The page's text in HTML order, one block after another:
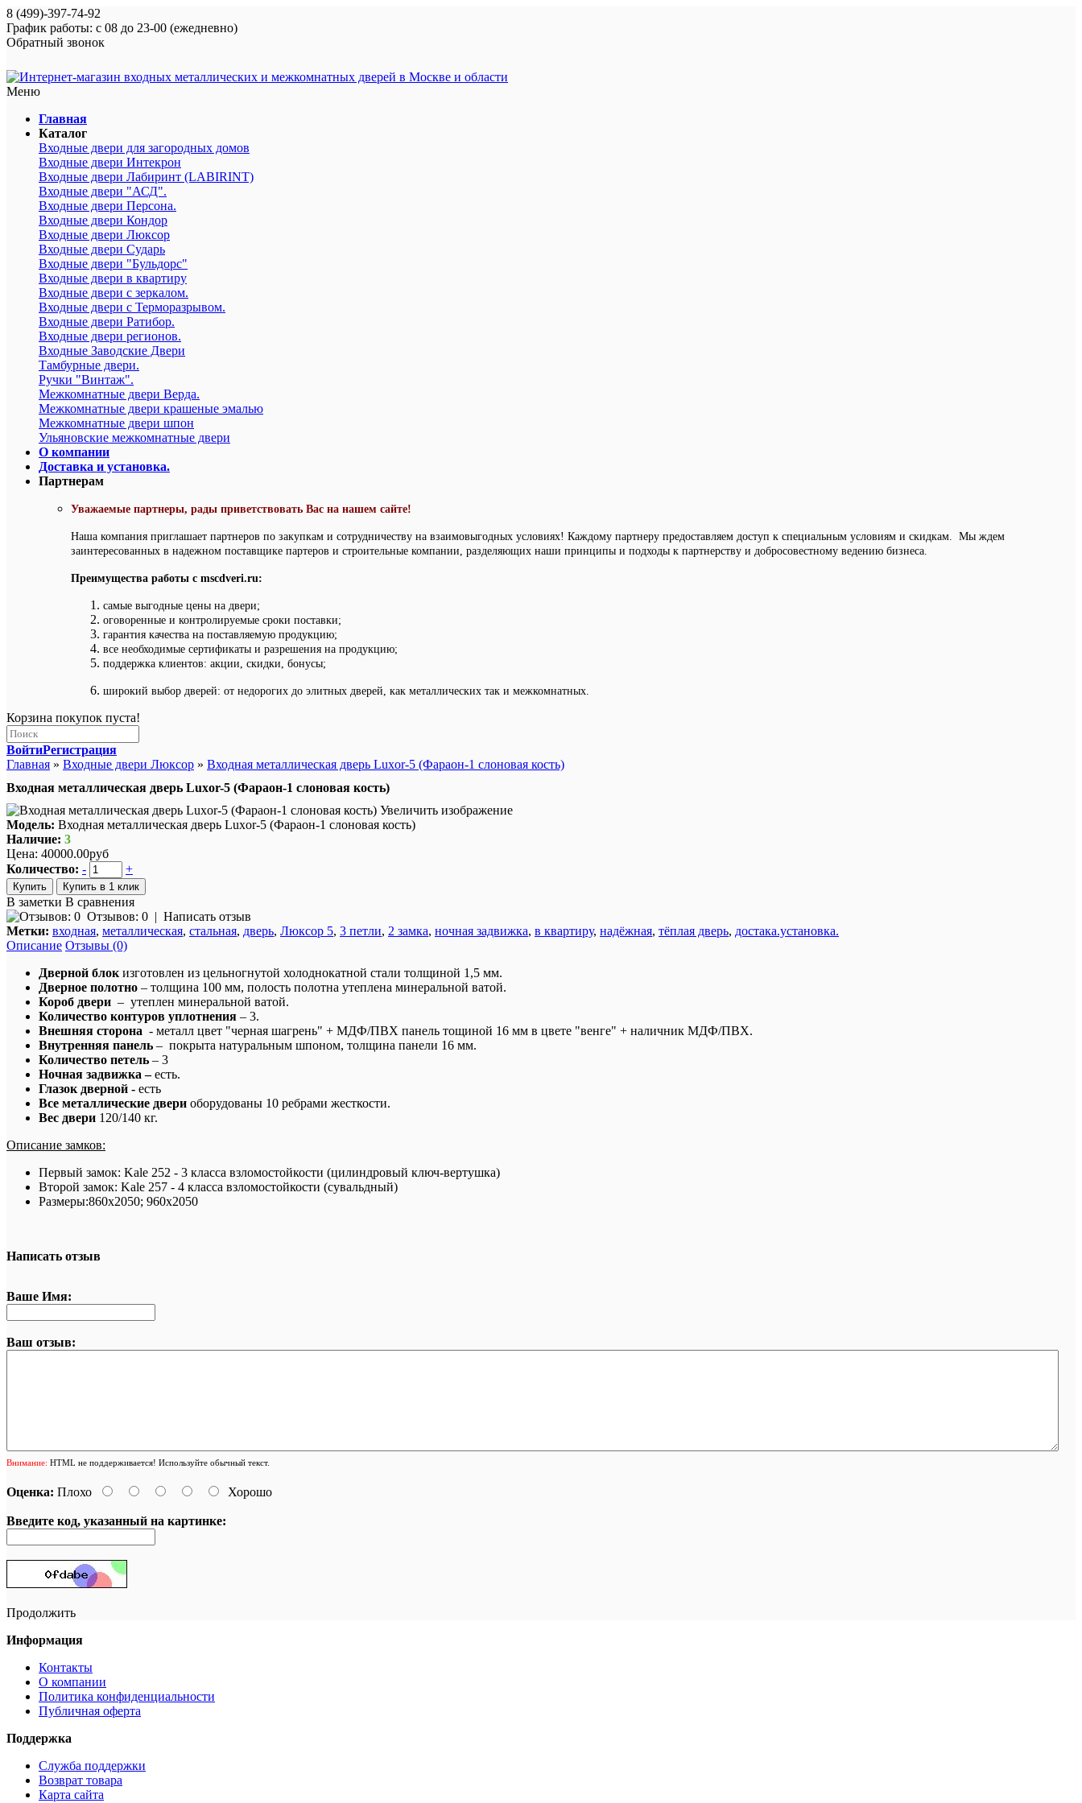
8 (499)-397-74-92
График работы: с 08 до 23-00 (ежедневно)
Обратный звонок
Меню
Главная
Каталог
Входные двери для загородных домов
Входные двери Интекрон
Входные двери Лабиринт (LABIRINT)
Входные двери "АСД".
Входные двери Персона.
Входные двери Кондор
Входные двери Люксор
Входные двери Сударь
Входные двери "Бульдорс"
Входные двери в квартиру
Входные двери с зеркалом.
Входные двери с Терморазрывом.
Входные двери Ратибор.
Входные двери регионов.
Входные Заводские Двери
Тамбурные двери.
Ручки "Винтаж".
Межкомнатные двери Верда.
Межкомнатные двери крашеные эмалью
Межкомнатные двери шпон
Ульяновские межкомнатные двери
О компании
Доставка и установка.
Партнерам
Уважаемые партнеры, рады приветствовать Вас на нашем сайте!
Наша компания приглашает партнеров по закупкам и сотрудничеству на взаимовыгодных условиях! Каждому партнеру предоставляем доступ к специальным условиям и скидкам. Мы ждем
заинтересованных в надежном поставщике партеров и строительные компании, разделяющих наши принципы и подходы к партнерству и добросовестному ведению бизнеса.
Преимущества работы с mscdveri.ru:
самые выгодные цены на двери;
оговоренные и контролируемые сроки поставки;
гарантия качества на поставляемую продукцию;
все необходимые сертификаты и разрешения на продукцию;
поддержка клиентов: акции, скидки, бонусы;
широкий выбор дверей: от недорогих до элитных дверей, как металлических так и межкомнатных.
Корзина покупок пуста!
ВойтиРегистрация
Главная » Входные двери Люксор » Входная металлическая дверь Luxor-5 (Фараон-1 слоновая кость)
Входная металлическая дверь Luxor-5 (Фараон-1 слоновая кость)
Увеличить изображение
Модель: Входная металлическая дверь Luxor-5 (Фараон-1 слоновая кость)
Наличие: 3
Цена: 40000.00руб
Количество: - +
Купить в 1 клик
В заметки В сравнения
Отзывов: 0 | Написать отзыв
Метки: входная, металлическая, стальная, дверь, Люксор 5, 3 петли, 2 замка, ночная задвижка, в квартиру, надёжная, тёплая дверь, достака.установка.
Описание Отзывы (0)
Дверной блокизготовлен из цельногнутой холоднокатной стали толщиной 1,5 мм.
Дверное полотно – толщина 100 мм, полость полотна утеплена минеральной ватой.
Короб двери – утеплен минеральной ватой.
Количество контуров уплотнения – 3.
Внешняя сторона - металл цвет "черная шагрень" + МДФ/ПВХ панель тощиной 16 мм в цвете "венге" + наличник МДФ/ПВХ.
Внутренняя панель – покрыта натуральным шпоном, толщина панели 16 мм.
Количество петель – 3
Ночная задвижка –есть.
Глазок дверной - есть
Все металлические двери оборудованы 10 ребрами жесткости.
Вес двери 120/140 кг.
Описание замков:
Первый замок: Kale 252 - 3 класса взломостойкости (цилиндровый ключ-вертушка)
Второй замок: Kale 257 - 4 класса взломостойкости (сувальдный)
Размеры:860х2050; 960х2050
Написать отзыв
Ваше Имя:
Ваш отзыв:
Внимание: HTML не поддерживается! Используйте обычный текст.
Оценка: Плохо Хорошо
Введите код, указанный на картинке:
Продолжить
Информация
Контакты
О компании
Политика конфиденциальности
Публичная оферта
Поддержка
Служба поддержки
Возврат товара
Карта сайта